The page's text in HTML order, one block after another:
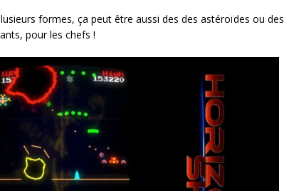
formes, ça peut être aussi des des astéroïdes ou des
pour les chefs !